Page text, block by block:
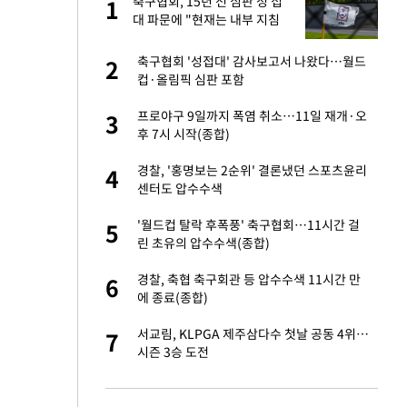
1
대 파문에 "현재는 내부 지침
2
축구협회 '성접대' 감사보고서 나왔다…월드
컵·올림픽 심판 포함
3
프로야구 9일까지 폭염 취소…11일 재개·오
후 7시 시작(종합)
4
경찰, '홍명보는 2순위' 결론냈던 스포츠윤리
센터도 압수수색
5
'월드컵 탈락 후폭풍' 축구협회…11시간 걸
린 초유의 압수수색(종합)
6
경찰, 축협 축구회관 등 압수수색 11시간 만
에 종료(종합)
7
서교림, KLPGA 제주삼다수 첫날 공동 4위…
시즌 3승 도전